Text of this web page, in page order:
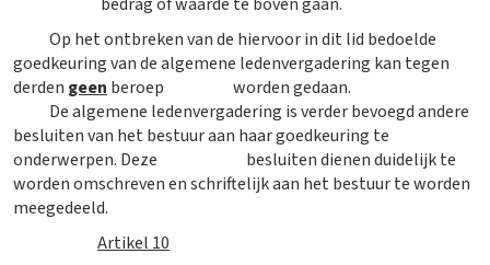
Op het ontbreken van de hiervoor in dit lid bedoelde
goedkeuring van de algemene ledenvergadering kan tegen
derden geen beroep worden gedaan.
De algemene ledenvergadering is verder bevoegd andere
besluiten van het bestuur aan haar goedkeuring te
onderwerpen. Deze besluiten dienen duidelijk te
worden omschreven en schriftelijk aan het bestuur te worden
meegedeeld.
Artikel 10